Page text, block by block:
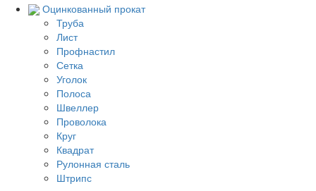
Оцинкованный прокат
Труба
Лист
Профнастил
Сетка
Уголок
Полоса
Швеллер
Проволока
Круг
Квадрат
Рулонная сталь
Штрипс